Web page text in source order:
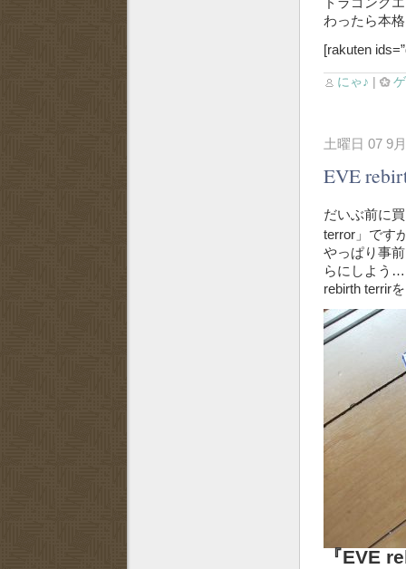
わったら本
[rakuten
にゃ♪ |
土曜日 07 9
EVE
だいぶ前に
terror」です
やっぱり事
らにしよう…
rebirth terrir
『EVE